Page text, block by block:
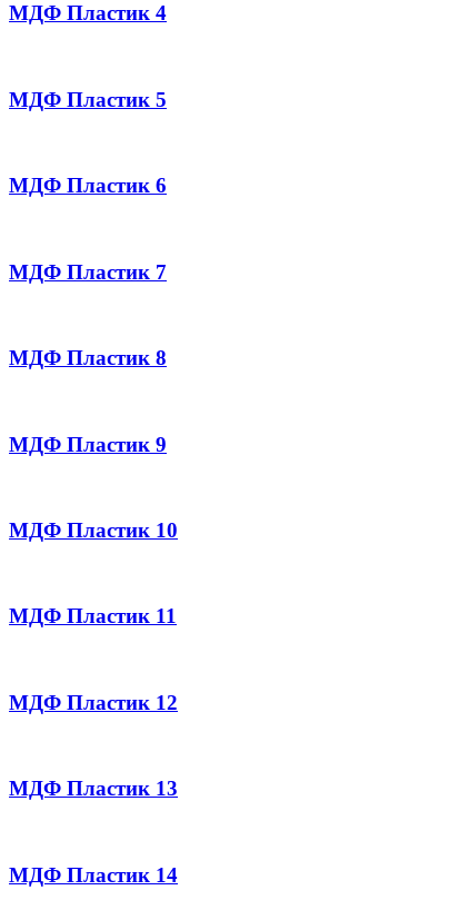
МДФ Пластик 4
МДФ Пластик 5
МДФ Пластик 6
МДФ Пластик 7
МДФ Пластик 8
МДФ Пластик 9
МДФ Пластик 10
МДФ Пластик 11
МДФ Пластик 12
МДФ Пластик 13
МДФ Пластик 14